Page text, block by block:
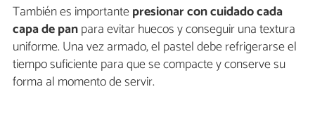
También es importantepresionar con cuidado cada
capa de panpara evitar huecos y conseguir una textura
uniforme. Una vez armado, el pastel debe refrigerarse el
tiempo suficiente para que se compacte y conserve su
forma al momento de servir.